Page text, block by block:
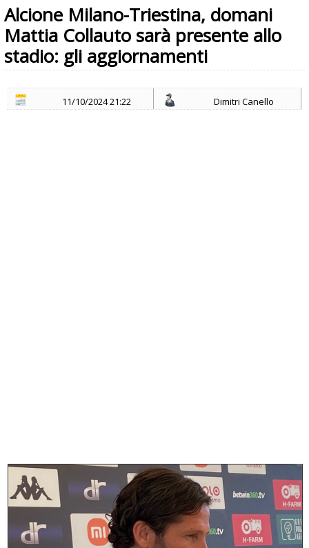
Alcione Milano-Triestina, domani
Mattia Collauto sarà presente allo
stadio: gli aggiornamenti
11/10/2024 21:22 Dimitri Canello